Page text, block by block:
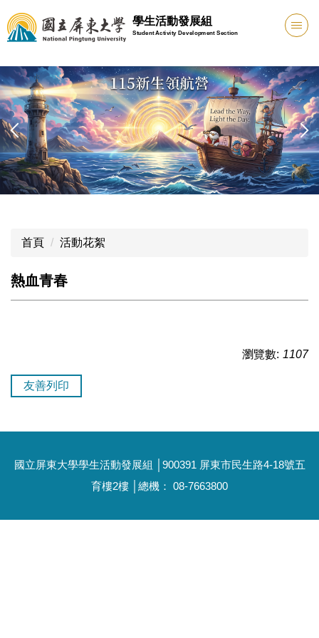
跳
到
主
內
容
區
學生活動發展組
Student Activity Development Section
首頁 活動花絮
熱血青春
瀏覽數: 1107
友善列印
國立屏東大學學生活動發展組 │900391 屏東市民生路4-18號五
育樓2樓 │總機： 08-7663800